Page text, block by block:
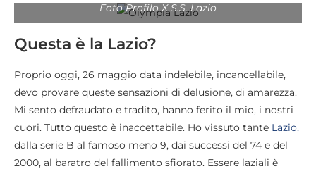
Foto Profilo X S.S. Lazio
Questa è la Lazio?
Proprio oggi, 26 maggio data indelebile, incancellabile,
devo provare queste sensazioni di delusione, di amarezza.
Mi sento defraudato e tradito, hanno ferito il mio, i nostri
cuori. Tutto questo è inaccettabile. Ho vissuto tante Lazio,
dalla serie B al famoso meno 9, dai successi del 74 e del
2000, al baratro del fallimento sfiorato. Essere laziali è